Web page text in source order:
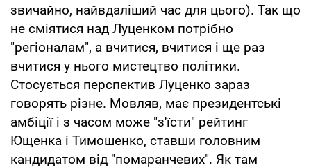
звичайно, найвдаліший час для цього). Так що
не сміятися над Луценком потрібно
"регіоналам", а вчитися, вчитися і ще раз
вчитися у нього мистецтво політики.
Стосується перспектив Луценко зараз
говорять різне. Мовляв, має президентські
амбіції і з часом може "з'їсти" рейтинг
Ющенка і Тимошенко, ставши головним
кандидатом від "помаранчевих". Як там